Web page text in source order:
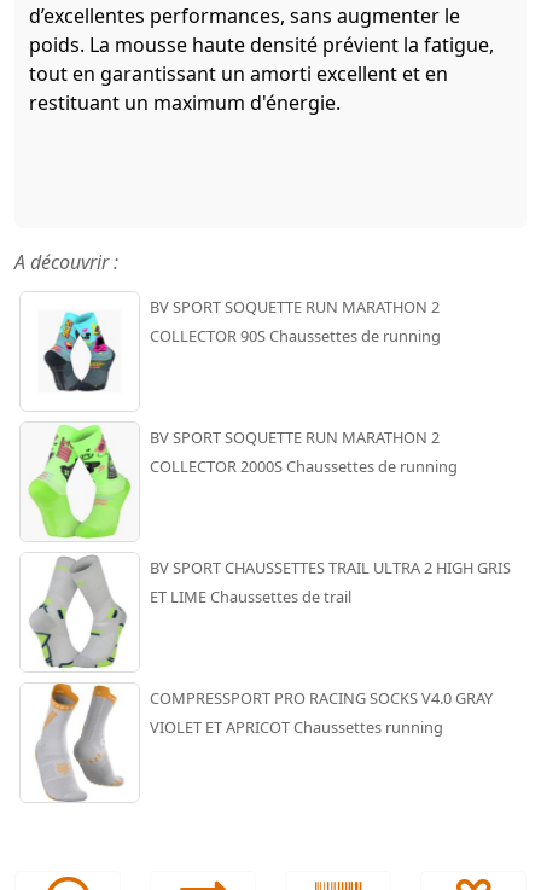
d’excellentes performances, sans augmenter le
poids. La mousse haute densité prévient la fatigue,
tout en garantissant un amorti excellent et en
restituant un maximum d'énergie.
A découvrir :
BV SPORT SOQUETTE RUN MARATHON 2
COLLECTOR 90S Chaussettes de running
BV SPORT SOQUETTE RUN MARATHON 2
COLLECTOR 2000S Chaussettes de running
BV SPORT CHAUSSETTES TRAIL ULTRA 2 HIGH GRIS
ET LIME Chaussettes de trail
COMPRESSPORT PRO RACING SOCKS V4.0 GRAY
VIOLET ET APRICOT Chaussettes running